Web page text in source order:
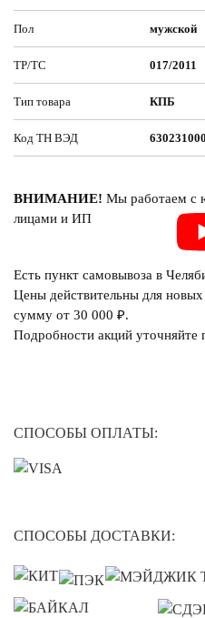
Пол мужской
ТР/ТС 017/2011
Тип товара КПБ
Код ТН ВЭД
ВНИМАНИЕ! Мы работаем с
лицами и ИП
Есть пункт самовывоза в
Цены действительны для новых
сумму от 30 000 ₽.
Подробности акций уточняйте
СПОСОБЫ ОПЛАТЫ:
СПОСОБЫ ДОСТАВКИ: